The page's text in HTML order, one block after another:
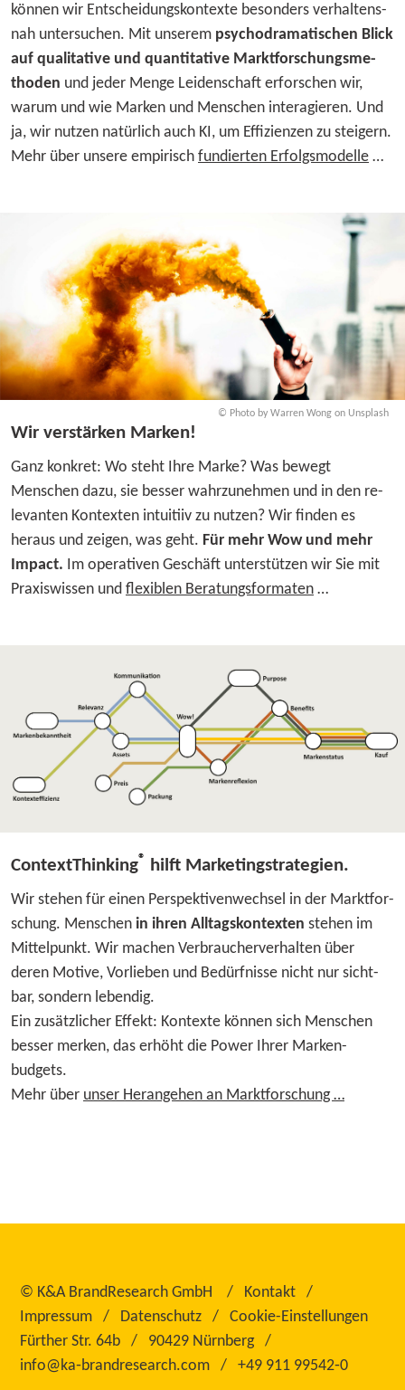
können wir Ent­schei­dungs­kon­texte be­son­ders ver­hal­tens­
nah unter­suchen. Mit un­se­rem psycho­dra­ma­ti­schen Blick
auf qua­li­ta­tive und quan­ti­ta­tive Markt­for­schungs­me­
thoden und jeder Menge Leiden­schaft er­for­schen wir,
warum und wie Marken und Men­schen in­ter­agieren. Und
ja, wir nutzen natür­lich auch KI, um Effi­zienzen zu steigern.
Mehr über unsere em­pi­risch fundierten Erfolgsmodelle …
© Photo by Warren Wong on Unsplash
Wir verstärken Marken!
Ganz konkret: Wo steht Ihre Marke? Was bewegt
Menschen dazu, sie besser wahr­zu­nehmen und in den re­
le­vanten Kontexten in­tu­itiiv zu nutzen? Wir finden es
heraus und zeigen, was geht. Für mehr Wow und mehr
Impact. Im opera­tiven Geschäft unter­stützen wir Sie mit
Praxis­wissen und flexiblen Beratungsformaten …
Context​Thinking® hilft Marketingstrategien.
Wir stehen für einen Pers­­pek­­ti­­ven­­wechsel in der Markt­­for­­
schung. Menschen in ihren All­­tags­­kon­­tex­ten stehen im
Mittel­­punkt. Wir machen Ver­­brau­­cher­­ver­­halten über
deren Motive, Vor­­lieben und Be­dürf­­nisse nicht nur sicht­­
bar, sondern lebendig.
Ein zu­sätz­­li­cher Effekt: Kontexte können sich Menschen
besser merken, das erhöht die Power Ihrer Mar­ken­
budgets.
Mehr über unser Heran­gehen an Marktforschung …
© K&A BrandResearch GmbH
Kontakt
Impressum
Datenschutz
Cookie-Einstellungen
Fürther Str. 64b
90429 Nürnberg
info@ka‑brandresearch.com
+49 911 99542‑0